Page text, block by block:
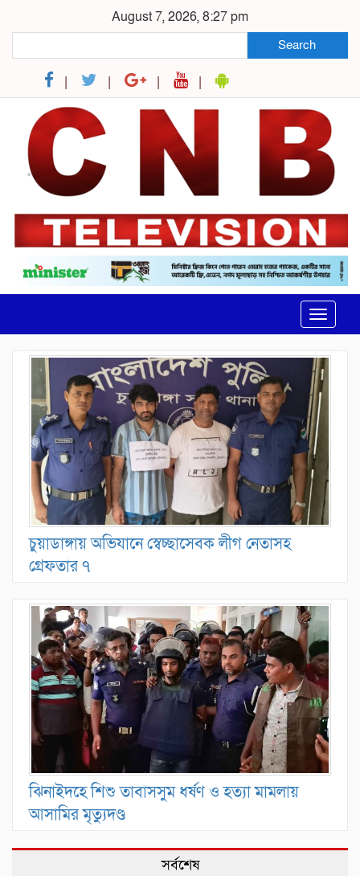
August 7, 2026, 8:27 pm
Search
Toggle
চুয়াডাঙ্গায় অভিযানে স্বেচ্ছাসেবক লীগ নেতাসহ
গ্রেফতার ৭
ঝিনাইদহে শিশু তাবাসসুম ধর্ষণ ও হত্যা মামলায়
আসামির মৃত্যুদণ্ড
সর্বশেষ